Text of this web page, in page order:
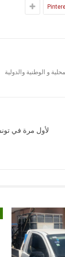
و الوطنية والدولية